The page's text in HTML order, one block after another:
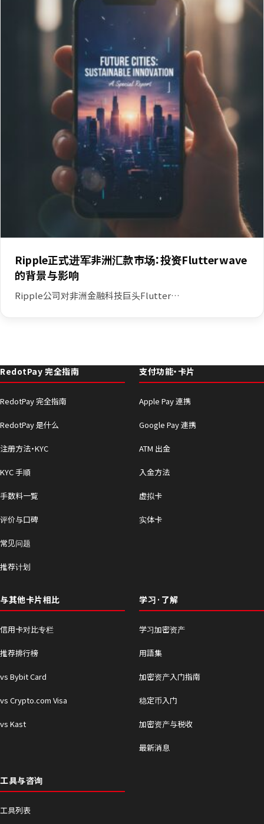
Ripple正式进军非洲汇款市场：投资Flutterwave
的背景与影响
Ripple公司对非洲金融科技巨头Flutter…
RedotPay 完全指南
RedotPay 完全指南
RedotPay 是什么
注册方法・KYC
KYC 手順
手数料一覧
评价与口碑
常见问题
推荐计划
支付功能・卡片
Apple Pay 連携
Google Pay 連携
ATM 出金
入金方法
虚拟卡
实体卡
与其他卡片相比
信用卡对比专栏
推荐排行榜
vs Bybit Card
vs Crypto.com Visa
vs Kast
学习·了解
学习加密资产
用語集
加密资产入门指南
稳定币入门
加密资产与税收
最新消息
工具与咨询
工具列表